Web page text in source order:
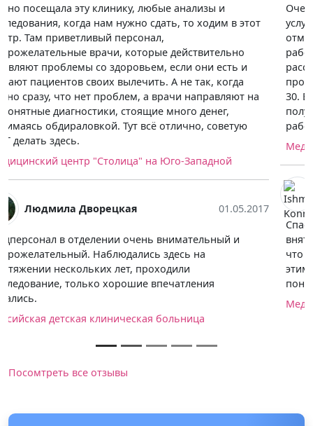
Очень хорошая клиника. Качество предоставляемых
услуг на высоком уровне. По записи приехали на МРТ,
отметила, что администрация у них прелестно
работает, улыбчивые и отзывчивые девочки. Всё
рассказали и объяснили, куда идти нам. Процедура
прошла хорошо, расшифровку дали минут через 20-
30. Всё так быстро произошло, у них новый аппарат,
получаются качественные снимки, к тому же
работают опытные врачи.
Медицинский центр "Столица" на Юго-Западной
14.06.2017
внятно и понятно, без обилия терминов объясняют,
что такое есть на снимке и что с этим делать. Не все
этим занимаются. :) Понимание успокаивает и дает
понять, что делать дальше.
Медицинский центр КЛИНИКА+31 на Лобачевского